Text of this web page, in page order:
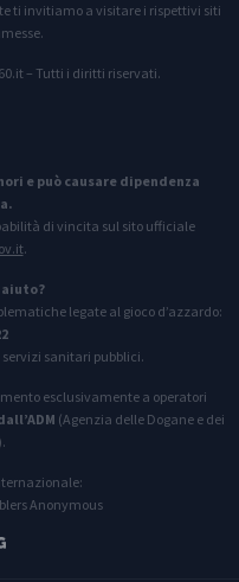
ti invitiamo a visitare i rispettivi siti
– Tutti i diritti riservati.
e può causare dipendenza
di vincita sul sito ufficiale
.
aiuto?
legate al gioco d’azzardo:
sanitari pubblici.
esclusivamente a operatori
(Agenzia delle Dogane e dei
Anonymous